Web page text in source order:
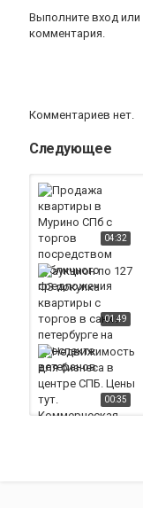
Выполните вход или
комментария.
Комментариев нет.
Следующее
04:32
01:49
00:35